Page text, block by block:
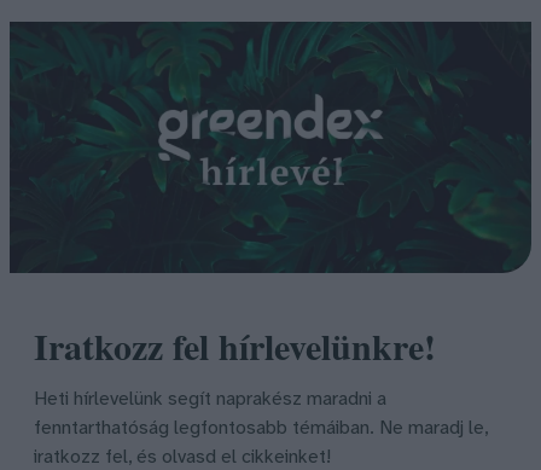
Iratkozz fel hírlevelünkre!
Heti hírlevelünk segít naprakész maradni a
fenntarthatóság legfontosabb témáiban. Ne maradj le,
iratkozz fel, és olvasd el cikkeinket!